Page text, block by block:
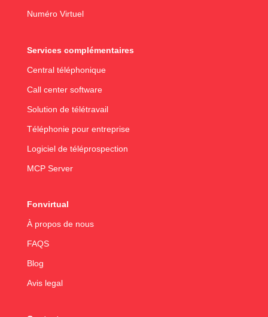
Numéro Virtuel
Services complémentaires
Central téléphonique
Call center software
Solution de télétravail
Téléphonie pour entreprise
Logiciel de téléprospection
MCP Server
Fonvirtual
À propos de nous
FAQS
Blog
Avis legal